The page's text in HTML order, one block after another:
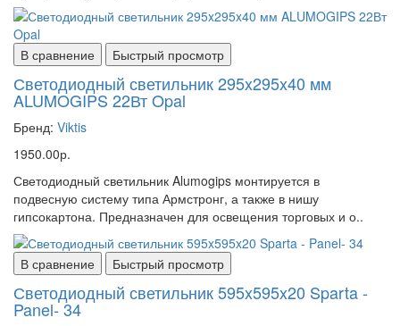
В сравнение Быстрый просмотр
Светодиодный светильник 295x295x40 мм
ALUMOGIPS 22Вт Opal
Бренд: Viktis
1950.00р.
Светодиодный светильник Alumogips монтируется в
подвесную систему типа Армстронг, а также в нишу
гипсокартона. Предназначен для освещения торговых и о..
В сравнение Быстрый просмотр
Светодиодный светильник 595x595x20 Sparta -
Panel- 34